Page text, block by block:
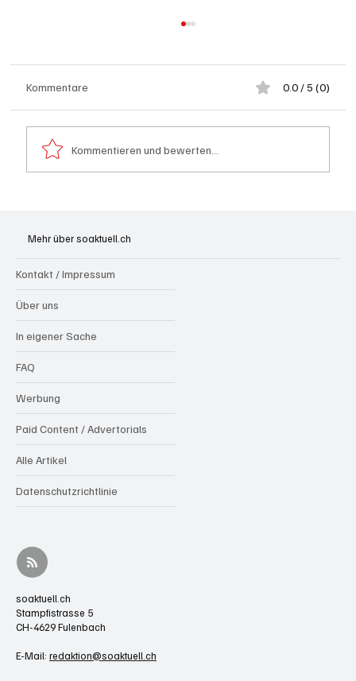
gesucht)
Kommentare 0.0 / 5 (0)
Kommentieren und bewerten...
Mehr über soaktuell.ch
Kontakt / Impressum
Über uns
In eigener Sache
FAQ
Werbung
Paid Content / Advertorials
Alle Artikel
Datenschutzrichtlinie
soaktuell.ch
Stampfistrasse 5
CH-4629 Fulenbach
E-Mail: redaktion@soaktuell.ch